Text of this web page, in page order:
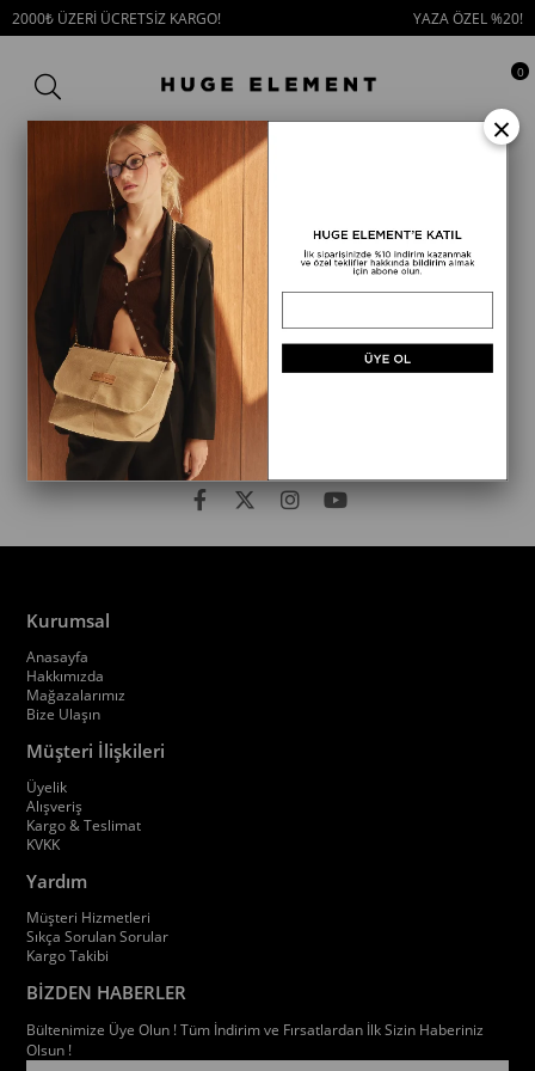
2000₺ ÜZERİ ÜCRETSİZ KARGO! YAZA ÖZEL %20!
0
Kurumsal
Anasayfa
Hakkımızda
Mağazalarımız
Bize Ulaşın
Müşteri İlişkileri
Üyelik
Alışveriş
Kargo & Teslimat
KVKK
Yardım
Müşteri Hizmetleri
Sıkça Sorulan Sorular
Kargo Takibi
BİZDEN HABERLER
Bültenimize Üye Olun ! Tüm İndirim ve Fırsatlardan İlk Sizin Haberiniz
Olsun !
×